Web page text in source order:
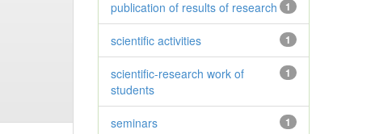
1
publication of results of research
1
scientific activities
1
scientific-research work of
students
1
seminars